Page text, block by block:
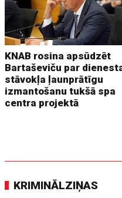
KNAB rosina apsūdzēt
Bartaševiču par
stāvokļa ļaunprātīgu
izmantošanu tukšā spa
centra projektā
KRIMINĀLZIŅAS